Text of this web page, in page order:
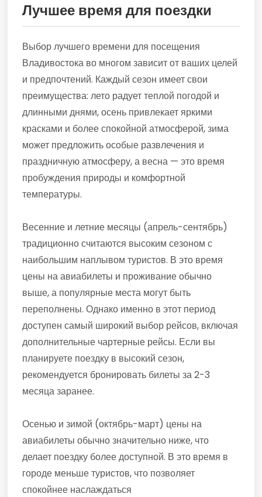
Лучшее время для поездки
Выбор лучшего времени для посещения
Владивостока во многом зависит от ваших целей
и предпочтений. Каждый сезон имеет свои
преимущества: лето радует теплой погодой и
длинными днями, осень привлекает яркими
красками и более спокойной атмосферой, зима
может предложить особые развлечения и
праздничную атмосферу, а весна — это время
пробуждения природы и комфортной
температуры.
Весенние и летние месяцы (апрель-сентябрь)
традиционно считаются высоким сезоном с
наибольшим наплывом туристов. В это время
цены на авиабилеты и проживание обычно
выше, а популярные места могут быть
переполнены. Однако именно в этот период
доступен самый широкий выбор рейсов, включая
дополнительные чартерные рейсы. Если вы
планируете поездку в высокий сезон,
рекомендуется бронировать билеты за 2-3
месяца заранее.
Осенью и зимой (октябрь-март) цены на
авиабилеты обычно значительно ниже, что
делает поездку более доступной. В это время в
городе меньше туристов, что позволяет
спокойнее наслаждаться